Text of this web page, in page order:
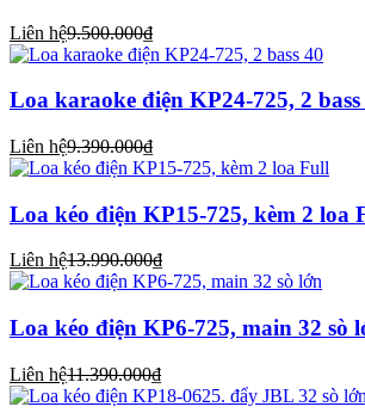
Liên hệ9.500.000₫
Loa karaoke điện KP24-725, 2 bass
Liên hệ9.390.000₫
Loa kéo điện KP15-725, kèm 2 loa
Liên hệ13.990.000₫
Loa kéo điện KP6-725, main 32 sò
Liên hệ11.390.000₫